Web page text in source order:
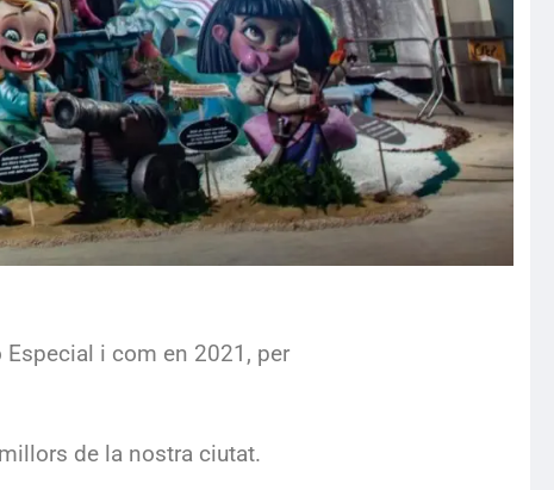
i com en 2021, per
de la nostra ciutat.